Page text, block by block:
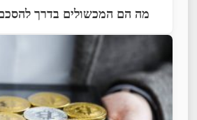
מה הם המכשולים בדרך להסכם